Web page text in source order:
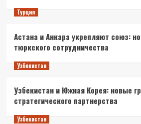
Турция
Астана и Анкара укрепляют союз:
тюркского сотрудничества
Узбекистан
Узбекистан и Южная Корея: новые
стратегического партнерства
Узбекистан